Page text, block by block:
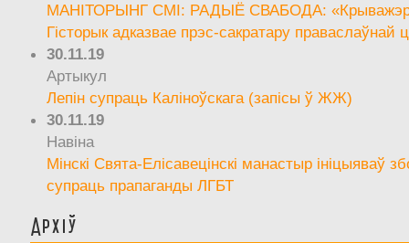
МАНІТОРЫНГ СМІ: РАДЫЁ СВАБОДА:
Гісторык адказвае прэс-сакратару праваслаўнай
30.11.19
Артыкул
Лепін супраць Каліноўскага (запісы ў ЖЖ)
30.11.19
Навіна
Мінскі Свята-Елісавецінскі манастыр ініцыяваў
супраць прапаганды ЛГБТ
Архіў